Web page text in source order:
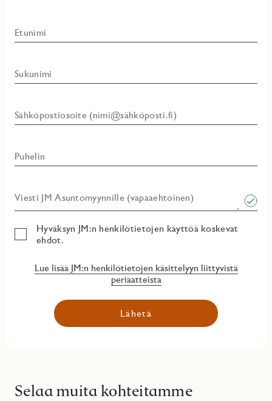
Etunimi
Sukunimi
Sähköpostiosoite (nimi@sähköposti.fi)
Puhelin
Viesti JM Asuntomyynnille (vapaaehtoinen)​
Hyväksyn JM:n henkilötietojen käyttöä koskevat
ehdot.
Lue lisää JM:n henkilötietojen käsittelyyn liittyvistä
periaatteista
Lähetä
Selaa muita kohteitamme